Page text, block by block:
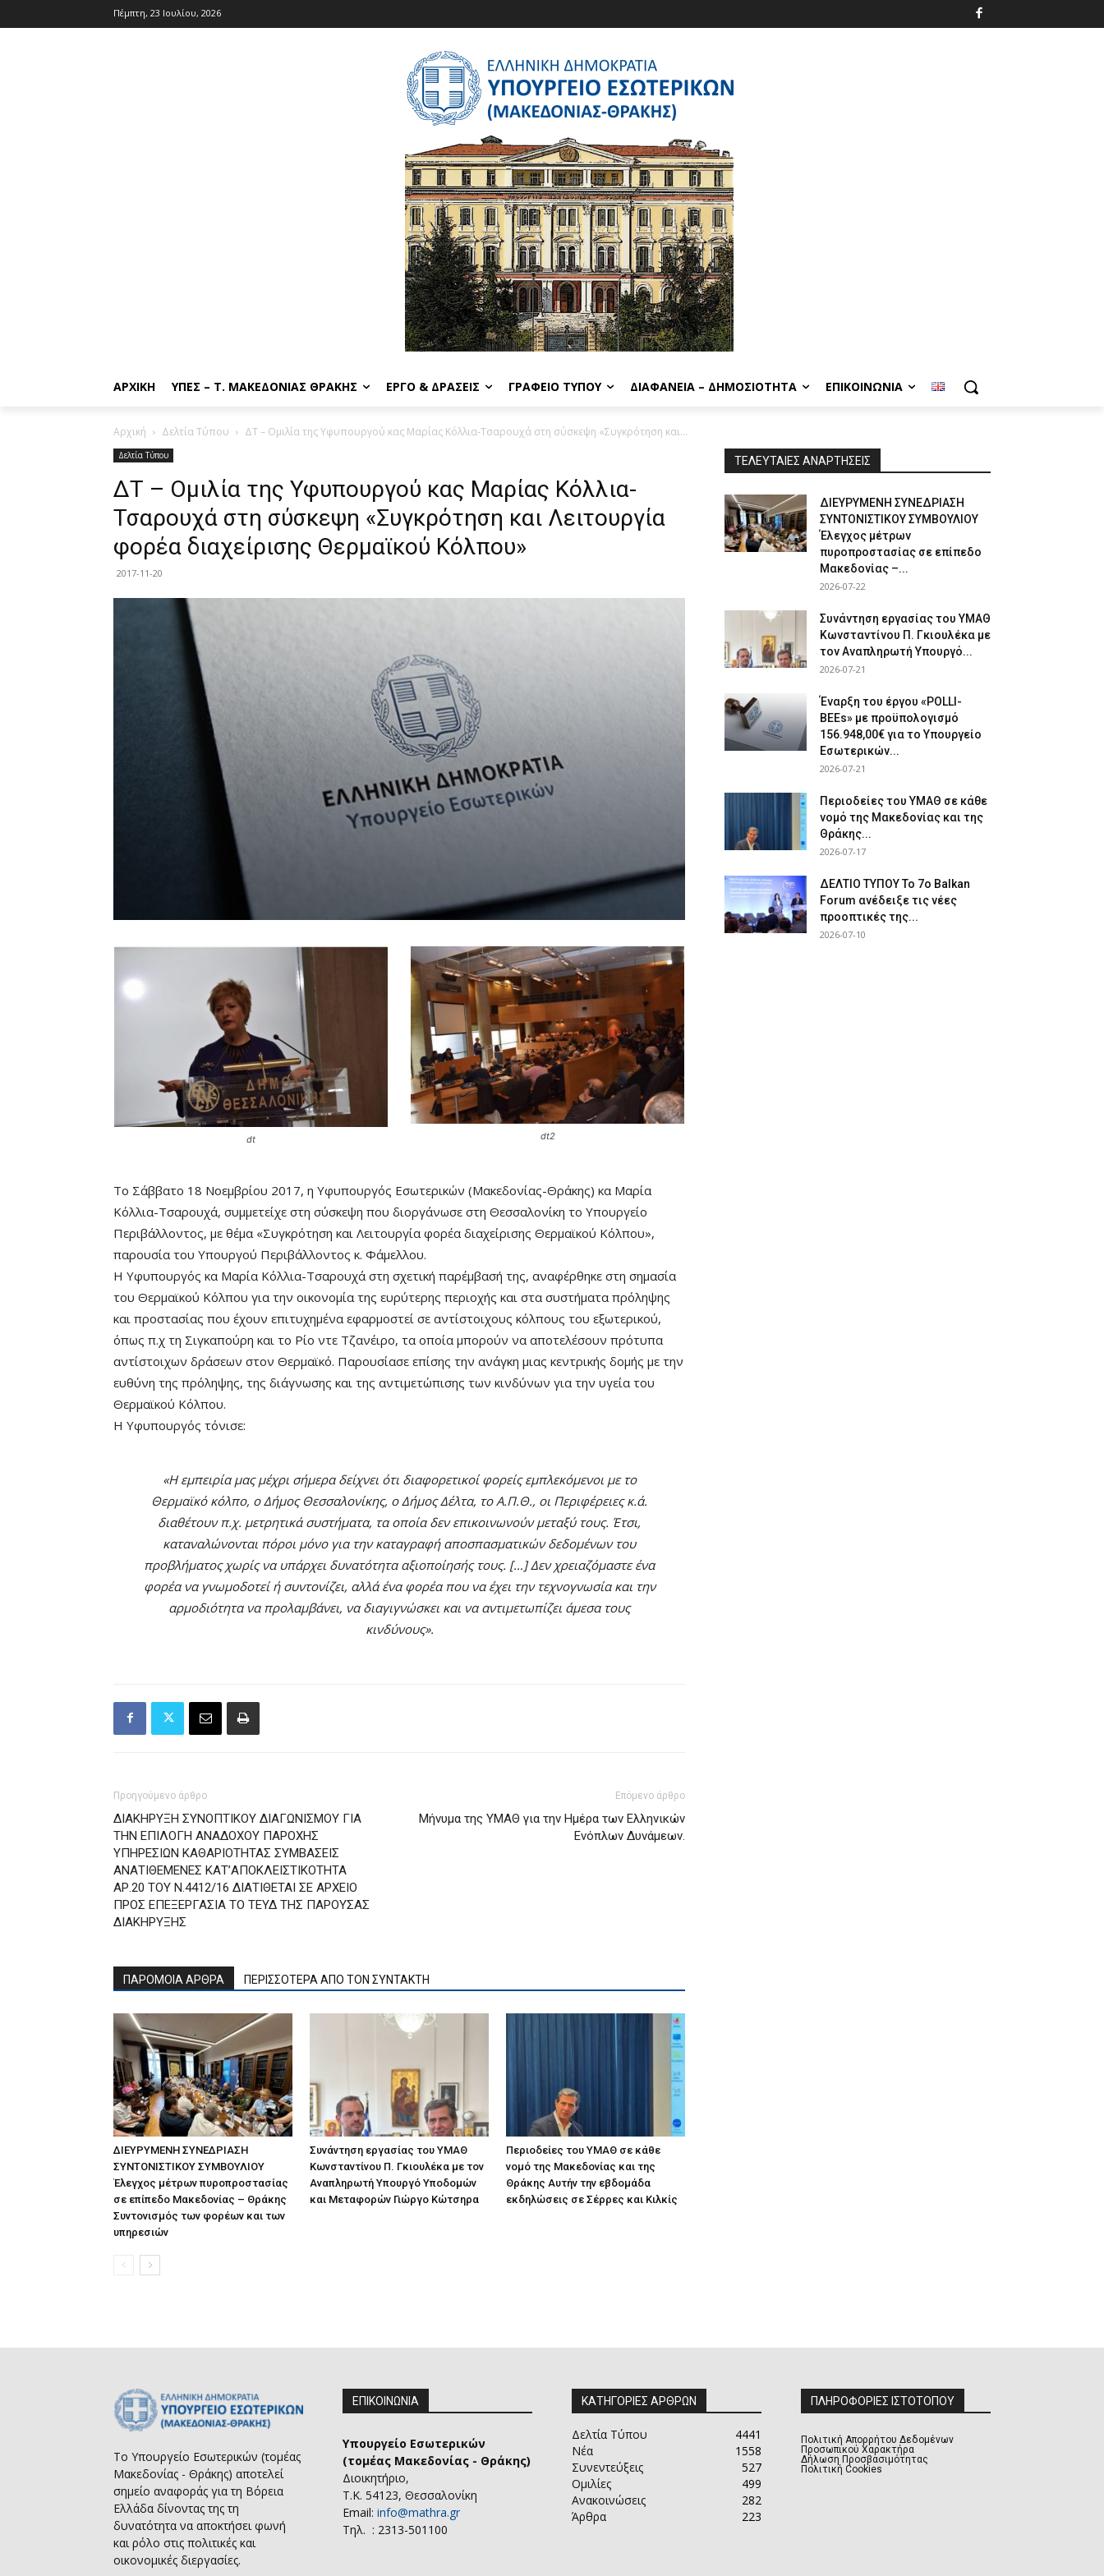
Πέμπτη, 23 Ιουλίου, 2026
ΑΡΧΙΚΉ ΥΠΕΣ – Τ. ΜΑΚΕΔΟΝΊΑΣ ΘΡΆΚΗΣ ΈΡΓΟ & ΔΡΆΣΕΙΣ ΓΡΑΦΕΊΟ ΤΎΠΟΥ ΔΙΑΦΆΝΕΙΑ – ΔΗΜΟΣΙΌΤΗΤΑ ΕΠΙΚΟΙΝΩΝΊΑ
Αρχική Δελτία Τύπου ΔΤ – Ομιλία της Υφυπουργού κας Μαρίας Κόλλια-Τσαρουχά στη σύσκεψη «Συγκρότηση και...
Δελτία Τύπου
ΔΤ – Ομιλία της Υφυπουργού κας Μαρίας Κόλλια-
Τσαρουχά στη σύσκεψη «Συγκρότηση και Λειτουργία
φορέα διαχείρισης Θερμαϊκού Κόλπου»
2017-11-20
dt dt2
Το Σάββατο 18 Νοεμβρίου 2017, η Υφυπουργός Εσωτερικών (Μακεδονίας-Θράκης) κα Μαρία
Κόλλια-Τσαρουχά, συμμετείχε στη σύσκεψη που διοργάνωσε στη Θεσσαλονίκη το Υπουργείο
Περιβάλλοντος, με θέμα «Συγκρότηση και Λειτουργία φορέα διαχείρισης Θερμαϊκού Κόλπου»,
παρουσία του Υπουργού Περιβάλλοντος κ. Φάμελλου.
Η Υφυπουργός κα Μαρία Κόλλια-Τσαρουχά στη σχετική παρέμβασή της, αναφέρθηκε στη σημασία
του Θερμαϊκού Κόλπου για την οικονομία της ευρύτερης περιοχής και στα συστήματα πρόληψης
και προστασίας που έχουν επιτυχημένα εφαρμοστεί σε αντίστοιχους κόλπους του εξωτερικού,
όπως π.χ τη Σιγκαπούρη και το Ρίο ντε Τζανέιρο, τα οποία μπορούν να αποτελέσουν πρότυπα
αντίστοιχων δράσεων στον Θερμαϊκό. Παρουσίασε επίσης την ανάγκη μιας κεντρικής δομής με την
ευθύνη της πρόληψης, της διάγνωσης και της αντιμετώπισης των κινδύνων για την υγεία του
Θερμαϊκού Κόλπου.
Η Υφυπουργός τόνισε:
«Η εμπειρία μας μέχρι σήμερα δείχνει ότι διαφορετικοί φορείς εμπλεκόμενοι με το
Θερμαϊκό κόλπο, o Δήμος Θεσσαλονίκης, ο Δήμος Δέλτα, το Α.Π.Θ., οι Περιφέρειες κ.ά.
διαθέτουν π.χ. μετρητικά συστήματα, τα οποία δεν επικοινωνούν μεταξύ τους. Έτσι,
καταναλώνονται πόροι μόνο για την καταγραφή αποσπασματικών δεδομένων του
προβλήματος χωρίς να υπάρχει δυνατότητα αξιοποίησής τους. […] Δεν χρειαζόμαστε ένα
φορέα να γνωμοδοτεί ή συντονίζει, αλλά ένα φορέα που να έχει την τεχνογνωσία και την
αρμοδιότητα να προλαμβάνει, να διαγιγνώσκει και να αντιμετωπίζει άμεσα τους
κινδύνους».
Προηγούμενο άρθρο
ΔΙΑΚΗΡΥΞΗ ΣΥΝΟΠΤΙΚΟΥ ΔΙΑΓΩΝΙΣΜΟΥ ΓΙΑ
ΤΗΝ ΕΠΙΛΟΓΗ ΑΝΑΔΟΧΟΥ ΠΑΡΟΧΗΣ
ΥΠΗΡΕΣΙΩΝ ΚΑΘΑΡΙΟΤΗΤΑΣ ΣΥΜΒΑΣΕΙΣ
ΑΝΑΤΙΘΕΜΕΝΕΣ ΚΑΤ’ΑΠΟΚΛΕΙΣΤΙΚΟΤΗΤΑ
ΑΡ.20 ΤΟΥ Ν.4412/16 ΔΙΑΤΙΘΕΤΑΙ ΣΕ ΑΡΧΕΙΟ
ΠΡΟΣ ΕΠΕΞΕΡΓΑΣΙΑ ΤΟ ΤΕΥΔ ΤΗΣ ΠΑΡΟΥΣΑΣ
ΔΙΑΚΗΡΥΞΗΣ
Επόμενο άρθρο
Μήνυμα της ΥΜΑΘ για την Ημέρα των Ελληνικών
Ενόπλων Δυνάμεων.
ΠΑΡΟΜΟΙΑ ΑΡΘΡΑ ΠΕΡΙΣΣΟΤΕΡΑ ΑΠΟ ΤΟΝ ΣΥΝΤΑΚΤΗ
ΔΙΕΥΡΥΜΕΝΗ ΣΥΝΕΔΡΙΑΣΗ
ΣΥΝΤΟΝΙΣΤΙΚΟΥ ΣΥΜΒΟΥΛΙΟΥ
Έλεγχος μέτρων πυροπροστασίας
σε επίπεδο Μακεδονίας – Θράκης
Συντονισμός των φορέων και των
υπηρεσιών
Συνάντηση εργασίας του ΥΜΑΘ
Κωνσταντίνου Π. Γκιουλέκα με τον
Αναπληρωτή Υπουργό Υποδομών
και Μεταφορών Γιώργο Κώτσηρα
Περιοδείες του ΥΜΑΘ σε κάθε
νομό της Μακεδονίας και της
Θράκης Αυτήν την εβδομάδα
εκδηλώσεις σε Σέρρες και Κιλκίς
ΤΕΛΕΥΤΑΙΕΣ ΑΝΑΡΤΗΣΕΙΣ
ΔΙΕΥΡΥΜΕΝΗ ΣΥΝΕΔΡΙΑΣΗ
ΣΥΝΤΟΝΙΣΤΙΚΟΥ ΣΥΜΒΟΥΛΙΟΥ
Έλεγχος μέτρων
πυροπροστασίας σε επίπεδο
Μακεδονίας –...
2026-07-22
Συνάντηση εργασίας του ΥΜΑΘ
Κωνσταντίνου Π. Γκιουλέκα με
τον Αναπληρωτή Υπουργό...
2026-07-21
Έναρξη του έργου «POLLI-
BEEs» με προϋπολογισμό
156.948,00€ για το Υπουργείο
Εσωτερικών...
2026-07-21
Περιοδείες του ΥΜΑΘ σε κάθε
νομό της Μακεδονίας και της
Θράκης...
2026-07-17
ΔΕΛΤΙΟ ΤΥΠΟΥ Το 7ο Balkan
Forum ανέδειξε τις νέες
προοπτικές της...
2026-07-10
Το Υπουργείο Εσωτερικών (τομέας
Μακεδονίας - Θράκης) αποτελεί
σημείο αναφοράς για τη Βόρεια
Ελλάδα δίνοντας της τη
δυνατότητα να αποκτήσει φωνή
και ρόλο στις πολιτικές και
οικονομικές διεργασίες.
ΕΠΙΚΟΙΝΩΝΙΑ
Υπουργείο Εσωτερικών
(τομέας Μακεδονίας - Θράκης)
Διοικητήριο,
Τ.Κ. 54123, Θεσσαλονίκη
Email: info@mathra.gr
Τηλ. : 2313-501100
ΚΑΤΗΓΟΡΙΕΣ ΑΡΘΡΩΝ
Δελτία Τύπου
4441
Νέα
1558
Συνεντεύξεις
527
Ομιλίες
499
Ανακοινώσεις
282
Άρθρα
223
ΠΛΗΡΟΦΟΡΙΕΣ ΙΣΤΟΤΟΠΟΥ
Πολιτική Απορρήτου Δεδομένων
Προσωπικού Χαρακτήρα
Δήλωση Προσβασιμότητας
Πολιτική Cookies